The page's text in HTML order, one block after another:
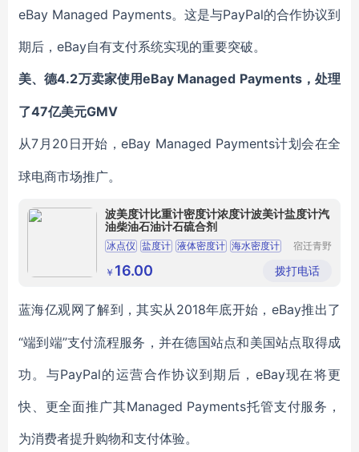
eBay Managed Payments。这是与PayPal的合作协议到
期后，eBay自有支付系统实现的重要突破。
美、德4.2万卖家使用eBay Managed Payments，处理
了47亿美元GMV
从7月20日开始，eBay Managed Payments计划会在全
球电商市场推广。
波美度计比重计密度计浓度计波美计盐度计汽
油柴油石油计石硫合剂
冰点仪 盐度计 液体密度计 海水密度计
浓度比重计
宿迁青野
有限公司
￥ 16.00 拨打电话
蓝海亿观网了解到，其实从 2018年底开始，eBay推出了
“端到端”支付流程服务，并在德国站点和美国站点取得成
功。与PayPal的运营合作协议到期后，eBay现在将更
快、更全面推广其Managed Payments托管支付服务，
为消费者提升购物和支付体验。